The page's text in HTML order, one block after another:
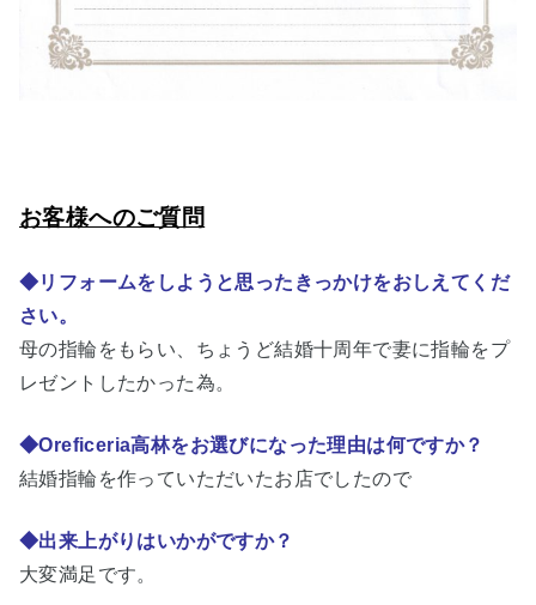
お客様へのご質問
◆リフォームをしようと思ったきっかけをおしえてくだ
さい。
母の指輪をもらい、ちょうど結婚十周年で妻に指輪をプ
レゼントしたかった為。
◆Oreficeria高林をお選びになった理由は何ですか？
結婚指輪を作っていただいたお店でしたので
◆出来上がりはいかがですか？
大変満足です。